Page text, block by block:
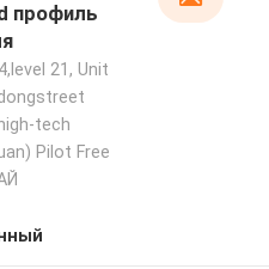
профиль
21, Unit
tech
Pilot Free